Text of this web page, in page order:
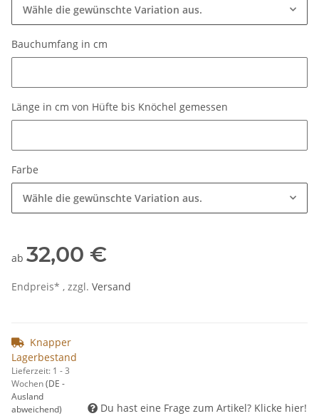
Wähle die gewünschte Variation aus.
Bauchumfang in cm
Länge in cm von Hüfte bis Knöchel gemessen
Farbe
Wähle die gewünschte Variation aus.
ab 32,00 €
Endpreis* , zzgl. Versand
Knapper
Lagerbestand
Lieferzeit: 1 - 3
Wochen(DE -
Ausland
abweichend)
Du hast eine Frage zum Artikel? Klicke hier!